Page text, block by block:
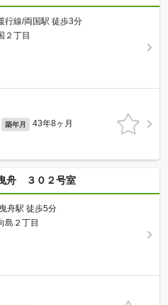
行線/両国駅 徒歩3分
２丁目
築年月 43年8ヶ月
舟 ３０２号室
舟駅 徒歩5分
島２丁目